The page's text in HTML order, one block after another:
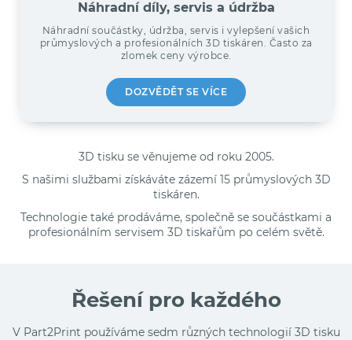
Náhradní díly, servis a údržba
Náhradní součástky, údržba, servis i vylepšení vašich
průmyslových a profesionálních 3D tiskáren. Často za
zlomek ceny výrobce.
DOZVĚDĚT SE VÍCE
3D tisku se věnujeme od roku 2005.
S našimi službami získáváte zázemí 15 průmyslových 3D
tiskáren.
Technologie také prodáváme, společně se součástkami a
profesionálním servisem 3D tiskařům po celém světě.
Řešení pro každého
V Part2Print používáme sedm různých technologií 3D tisku